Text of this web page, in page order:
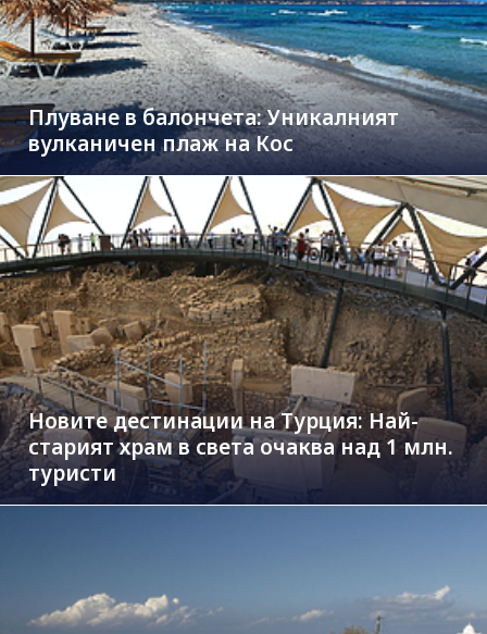
Плуване в балончета: Уникалният
вулканичен плаж на Кос
Новите дестинации на Турция: Най-
старият храм в света очаква над 1 млн.
туристи